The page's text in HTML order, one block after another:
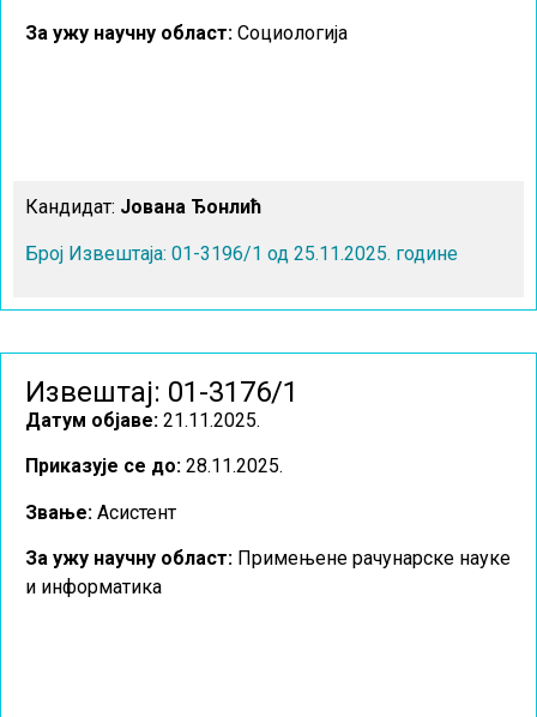
За ужу научну област: Социологија
Кандидат: Јована Ђонлић
Број Извештаја: 01-3196/1 од 25.11.2025. године
Извештај: 01-3176/1
Датум објаве: 21.11.2025.
Приказује се до: 28.11.2025.
Звање: Асистент
За ужу научну област: Примењене рачунарске науке
и информатика